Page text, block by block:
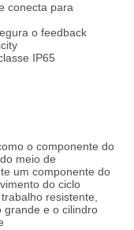
conecta para
o feedback
IP65
o componente do
meio de
um componente do
do ciclo
resistente,
grande e o cilindro